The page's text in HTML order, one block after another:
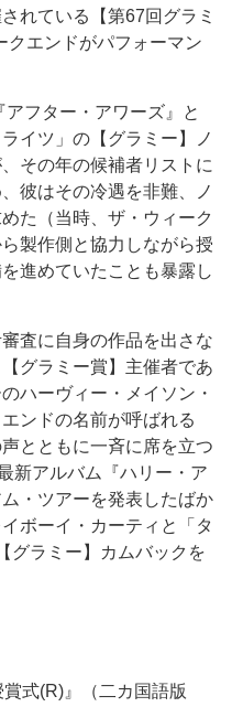
れている【第67回グラミ
クエンドがパフォーマン
フター・アワーズ』と
イツ」の【グラミー】ノ
その年の候補者リストに
彼はその冷遇を非難、ノ
た（当時、ザ・ウィーク
製作側と協力しながら授
進めていたことも暴露し
査に自身の作品を出さな
グラミー賞】主催者であ
ハーヴィー・メイソン・
ンドの名前が呼ばれる
とともに一斉に席を立つ
新アルバム『ハリー・ア
・ツアーを発表したばか
ボーイ・カーティと「タ
グラミー】カムバックを
式(R)』（二カ国語版